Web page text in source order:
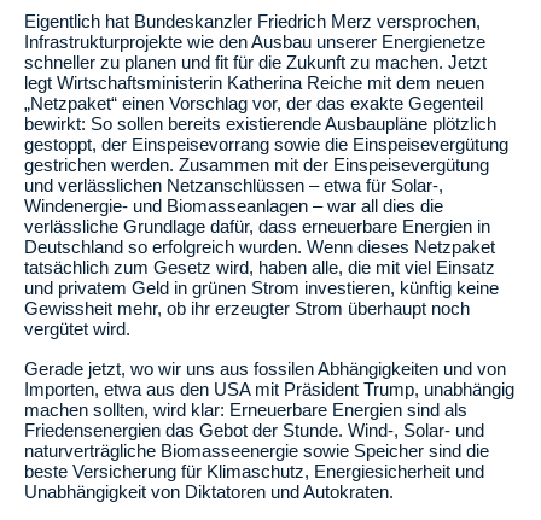
Eigentlich hat Bundeskanzler Friedrich Merz versprochen,
Infrastrukturprojekte wie den Ausbau unserer Energienetze
schneller zu planen und fit für die Zukunft zu machen. Jetzt
legt Wirtschaftsministerin Katherina Reiche mit dem neuen
„Netzpaket“ einen Vorschlag vor, der das exakte Gegenteil
bewirkt: So sollen bereits existierende Ausbaupläne plötzlich
gestoppt, der Einspeisevorrang sowie die Einspeisevergütung
gestrichen werden. Zusammen mit der Einspeisevergütung
und verlässlichen Netzanschlüssen – etwa für Solar-,
Windenergie- und Biomasseanlagen – war all dies die
verlässliche Grundlage dafür, dass erneuerbare Energien in
Deutschland so erfolgreich wurden. Wenn dieses Netzpaket
tatsächlich zum Gesetz wird, haben alle, die mit viel Einsatz
und privatem Geld in grünen Strom investieren, künftig keine
Gewissheit mehr, ob ihr erzeugter Strom überhaupt noch
vergütet wird.
Gerade jetzt, wo wir uns aus fossilen Abhängigkeiten und von
Importen, etwa aus den USA mit Präsident Trump, unabhängig
machen sollten, wird klar: Erneuerbare Energien sind als
Friedensenergien das Gebot der Stunde. Wind-, Solar- und
naturverträgliche Biomasseenergie sowie Speicher sind die
beste Versicherung für Klimaschutz, Energiesicherheit und
Unabhängigkeit von Diktatoren und Autokraten.